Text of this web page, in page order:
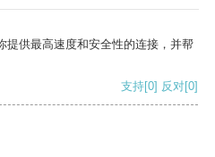
提供最高速度和安全性的连接，并帮
支持[0] 反对[0]